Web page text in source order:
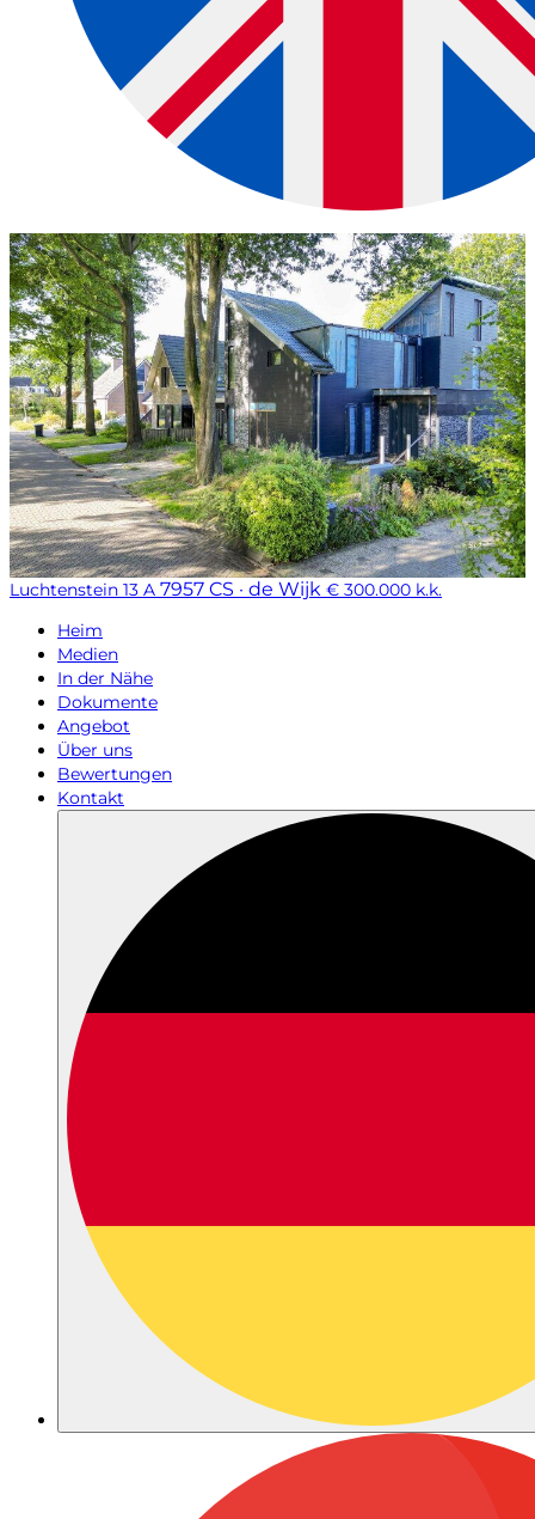
Luchtenstein 13 A 7957 CS · de Wijk € 300.000 k.k.
Heim
Medien
In der Nähe
Dokumente
Angebot
Über uns
Bewertungen
Kontakt